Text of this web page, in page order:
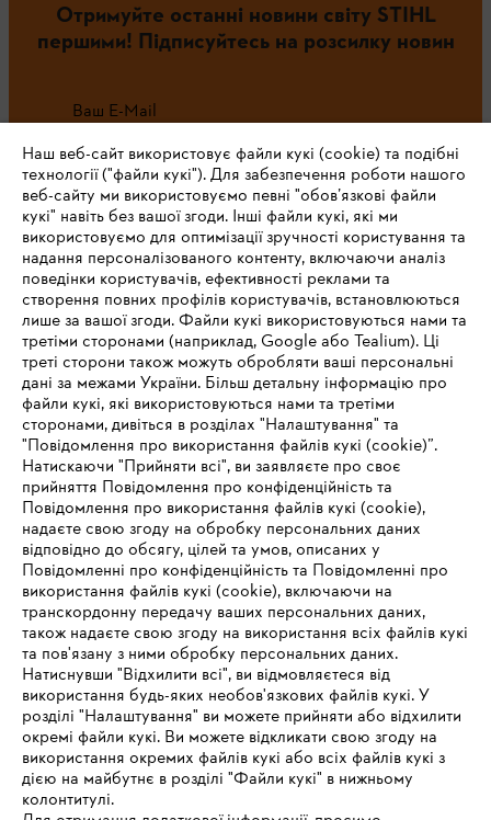
Отримуйте останні новини світу STIHL
першими! Підписуйтесь на розсилку новин
Ваш E-Mail
Зареєструватись зараз
#STIHL
Про компанію STIHL
Запитання та відповіді
Сервіс
Політика конфіденційності Вихідні дані Cookies
IHR BROWSER WIRD NICHT
UNTERSTÜTZT
Sie nutzen einen Browser, den wir noch nicht unterstützen. Für
Наш веб-сайт використовує файли кукі (cookie) та подібні
технології ("файли кукі"). Для забезпечення роботи нашого
веб-сайту ми використовуємо певні "обов’язкові файли
кукі" навіть без вашої згоди. Інші файли кукі, які ми
використовуємо для оптимізації зручності користування та
надання персоналізованого контенту, включаючи аналіз
поведінки користувачів, ефективності реклами та
створення повних профілів користувачів, встановлюються
лише за вашої згоди. Файли кукі використовуються нами та
третіми сторонами (наприклад, Google або Tealium). Ці
треті сторони також можуть обробляти ваші персональні
дані за межами України. Більш детальну інформацію про
файли кукі, які використовуються нами та третіми
сторонами, дивіться в розділах "Налаштування" та
"Повідомлення про використання файлів кукі (cookie)”.
Натискаючи "Прийняти всі", ви заявляєте про своє
прийняття Повідомлення про конфіденційність та
Повідомлення про використання файлів кукі (cookie),
надаєте свою згоду на обробку персональних даних
відповідно до обсягу, цілей та умов, описаних у
Повідомленні про конфіденційність та Повідомленні про
використання файлів кукі (cookie), включаючи на
транскордонну передачу ваших персональних даних,
також надаєте свою згоду на використання всіх файлів кукі
та пов'язану з ними обробку персональних даних.
Натиснувши "Відхилити всі", ви відмовляєтеся від
використання будь-яких необов'язкових файлів кукі. У
розділі "Налаштування" ви можете прийняти або відхилити
окремі файли кукі. Ви можете відкликати свою згоду на
використання окремих файлів кукі або всіх файлів кукі з
дією на майбутнє в розділі "Файли кукі" в нижньому
колонтитулі.